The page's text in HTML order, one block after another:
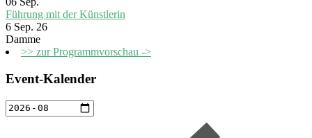
Führung mit der Künstlerin
6 Sep. 26
Damme
>> zur Programmvorschau ->
Event-Kalender